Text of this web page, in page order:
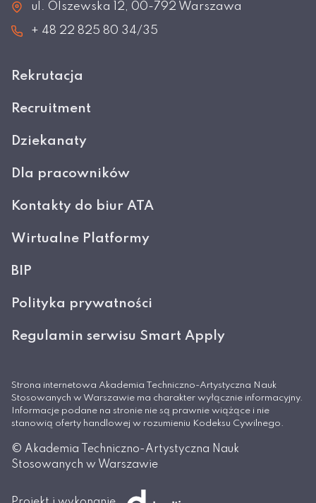
ul. Olszewska 12, 00-792 Warszawa
+ 48 22 825 80 34/35
Rekrutacja
Recruitment
Dziekanaty
Dla pracowników
Kontakty do biur ATA
Wirtualne Platformy
BIP
Polityka prywatności
Regulamin serwisu Smart Apply
Strona internetowa Akademia Techniczno-Artystyczna Nauk
Stosowanych w Warszawie ma charakter wyłącznie informacyjny.
Informacje podane na stronie nie są prawnie wiążące i nie
stanowią oferty handlowej w rozumieniu Kodeksu Cywilnego.
© Akademia Techniczno-Artystyczna Nauk
Stosowanych w Warszawie